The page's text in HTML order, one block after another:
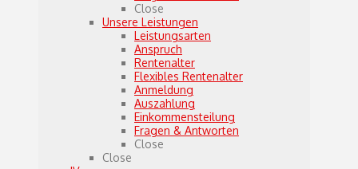
Close
Unsere Leistungen
Leistungsarten
Anspruch
Rentenalter
Flexibles Rentenalter
Anmeldung
Auszahlung
Einkommensteilung
Fragen & Antworten
Close
Close